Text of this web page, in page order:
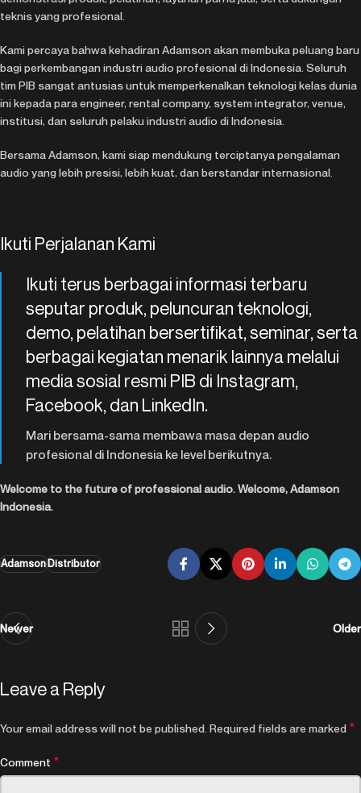
teknis yang profesional.
Kami percaya bahwa kehadiran Adamson akan membuka peluang baru
bagi perkembangan industri audio profesional di Indonesia. Seluruh
tim PIB sangat antusias untuk memperkenalkan teknologi kelas dunia
ini kepada para engineer, rental company, system integrator, venue,
institusi, dan seluruh pelaku industri audio di Indonesia.
Bersama Adamson, kami siap mendukung terciptanya pengalaman
audio yang lebih presisi, lebih kuat, dan berstandar internasional.
Ikuti Perjalanan Kami
Ikuti terus berbagai informasi terbaru
seputar produk, peluncuran teknologi,
demo, pelatihan bersertifikat, seminar, serta
berbagai kegiatan menarik lainnya melalui
media sosial resmi PIB di Instagram,
Facebook, dan LinkedIn.
Mari bersama-sama membawa masa depan audio
profesional di Indonesia ke level berikutnya.
Welcome to the future of professional audio. Welcome, Adamson
Indonesia.
AdamsonDistributor
Newer Older
Leave a Reply
Your email address will not be published. Required fields are marked *
Comment *